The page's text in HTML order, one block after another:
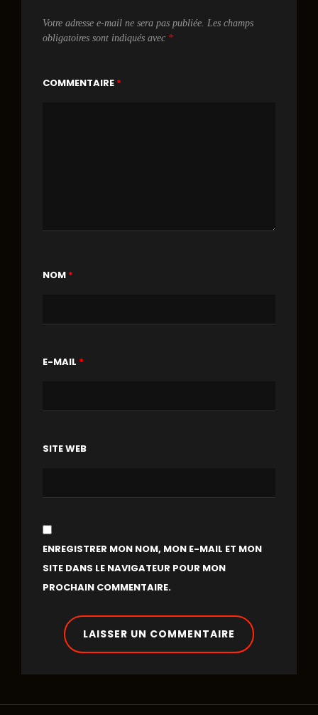
Votre adresse e-mail ne sera pas publiée. Les champs
obligatoires sont indiqués avec *
COMMENTAIRE *
NOM *
E-MAIL *
SITE WEB
ENREGISTRER MON NOM, MON E-MAIL ET MON
SITE DANS LE NAVIGATEUR POUR MON
PROCHAIN COMMENTAIRE.